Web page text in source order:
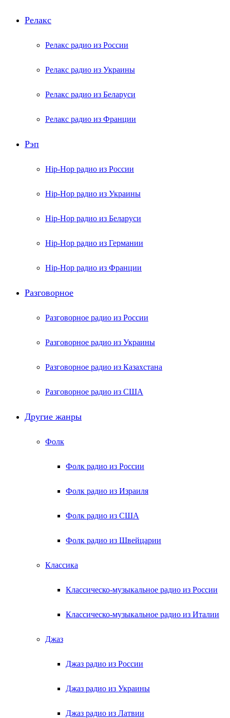
Релакс
Релакс радио из России
Релакс радио из Украины
Релакс радио из Беларуси
Релакс радио из Франции
Рэп
Hip-Hop радио из России
Hip-Hop радио из Украины
Hip-Hop радио из Беларуси
Hip-Hop радио из Германии
Hip-Hop радио из Франции
Разговорное
Разговорное радио из России
Разговорное радио из Украины
Разговорное радио из Казахстана
Разговорное радио из США
Другие жанры
Фолк
Фолк радио из России
Фолк радио из Израиля
Фолк радио из США
Фолк радио из Швейцарии
Классика
Классическо-музыкальное радио из России
Классическо-музыкальное радио из Италии
Джаз
Джаз радио из России
Джаз радио из Украины
Джаз радио из Латвии